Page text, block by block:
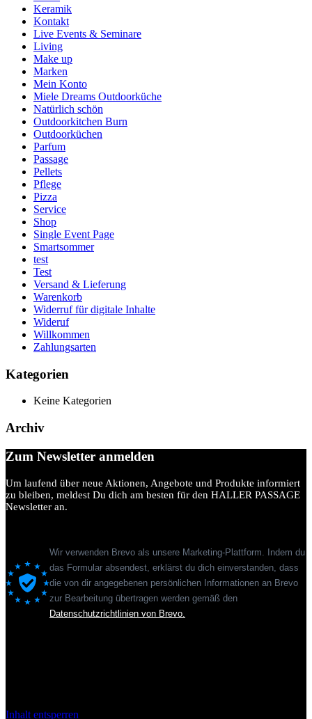
Keramik
Kontakt
Live Events & Seminare
Living
Make up
Marken
Mein Konto
Miele Dreams Outdoorküche
Natürlich schön
Outdoorkitchen Burn
Outdoorküchen
Parfum
Passage
Pellets
Pflege
Pizza
Service
Shop
Single Event Page
Smartsommer
test
Test
Versand & Lieferung
Warenkorb
Widerruf für digitale Inhalte
Wideruf
Willkommen
Zahlungsarten
Kategorien
Keine Kategorien
Archiv
Zum Newsletter anmelden
Um laufend über neue Aktionen, Angebote und Produkte informiert
zu bleiben, meldest Du dich am besten für den HALLER PASSAGE
Newsletter an.
Wir verwenden Brevo als unsere Marketing-Plattform. Indem du
das Formular absendest, erklärst du dich einverstanden, dass
die von dir angegebenen persönlichen Informationen an Brevo
zur Bearbeitung übertragen werden gemäß den
Datenschutzrichtlinien von Brevo.
Inhalt entsperren